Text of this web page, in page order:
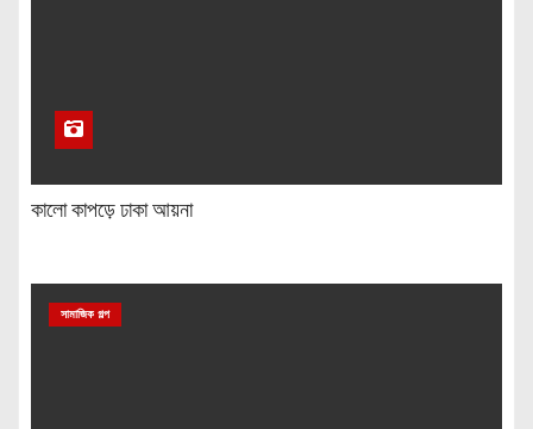
কালো কাপড়ে ঢাকা আয়না
সামাজিক গল্প